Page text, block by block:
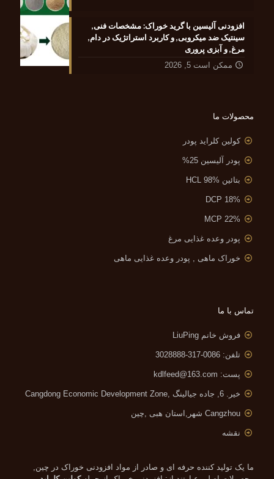
افزودنی آلیسین با گرید خوراک: مشخصات فنی,
سینتیک ضد میکروبی, و کاربرد استراتژیک در دام,
مرغ, و آبزی پروری
ممکن است 5, 2026
محصولات ما
کولین کلراید پودر
پودر آلیسین 25%
بتائین HCL 98%
DCP 18%
MCP 22%
پودر وعده غذایی مرغ
خوراک ماهی , پودر وعده غذایی ماهی
تماس با ما
فروش خانم LiuPing
تلفن: 0086-317-3028888
پست: kdlfeed@163.com
خیر. 6, جاده جیالینگ , Cangdong Economic Development Zone
Cangzhou شهر,استان هبی ,چین
نقشه
ما یک تولید کننده حرفه ای و صادر از مواد افزودنی خوراک در چین,